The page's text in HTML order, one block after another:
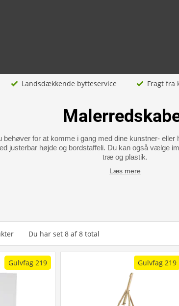
Landsdækkende bytteservice Fragt fra
behøver for at komme i gang med dine kunstner-
justerbar højde og bordstaffeli. Du kan også vælge
træ og plastik.
Læs mere
Du har set 8 af 8 total
Gulvfag 219 Gulvfag 219